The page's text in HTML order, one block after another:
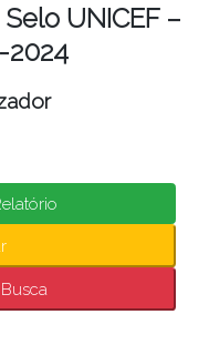
UNICEF –
2024